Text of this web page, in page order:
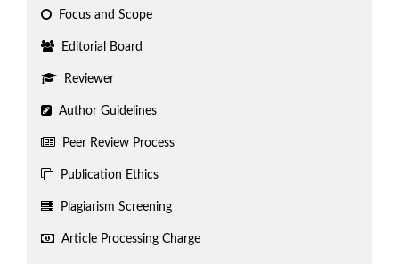
Focus and Scope
Editorial Board
Reviewer
Author Guidelines
Peer Review Process
Publication Ethics
Plagiarism Screening
Article Processing Charge